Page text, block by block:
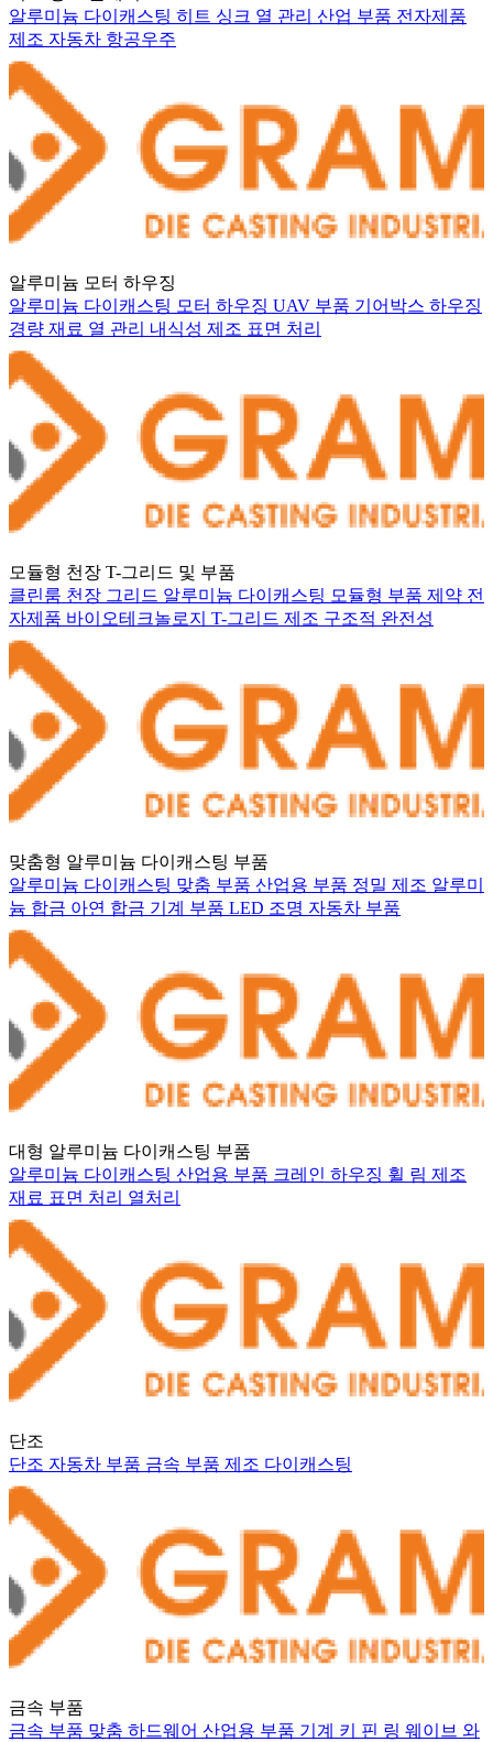
알루미늄 다이캐스팅 히트 싱크 열 관리 산업 부품 전자제품
제조 자동차 항공우주
알루미늄 모터 하우징
알루미늄 다이캐스팅 모터 하우징 UAV 부품 기어박스 하우징
경량 재료 열 관리 내식성 제조 표면 처리
모듈형 천장 T-그리드 및 부품
클린룸 천장 그리드 알루미늄 다이캐스팅 모듈형 부품 제약 전
자제품 바이오테크놀로지 T-그리드 제조 구조적 완전성
맞춤형 알루미늄 다이캐스팅 부품
알루미늄 다이캐스팅 맞춤 부품 산업용 부품 정밀 제조 알루미
늄 합금 아연 합금 기계 부품 LED 조명 자동차 부품
대형 알루미늄 다이캐스팅 부품
알루미늄 다이캐스팅 산업용 부품 크레인 하우징 휠 림 제조
재료 표면 처리 열처리
단조
단조 자동차 부품 금속 부품 제조 다이캐스팅
금속 부품
금속 부품 맞춤 하드웨어 산업용 부품 기계 키 핀 링 웨이브 와